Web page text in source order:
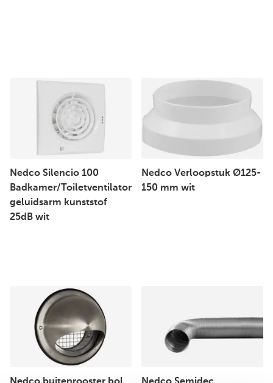
Nedco Silencio 100
Badkamer/Toiletventilator
geluidsarm kunststof
25dB wit
Nedco Verloopstuk Ø125-
150 mm wit